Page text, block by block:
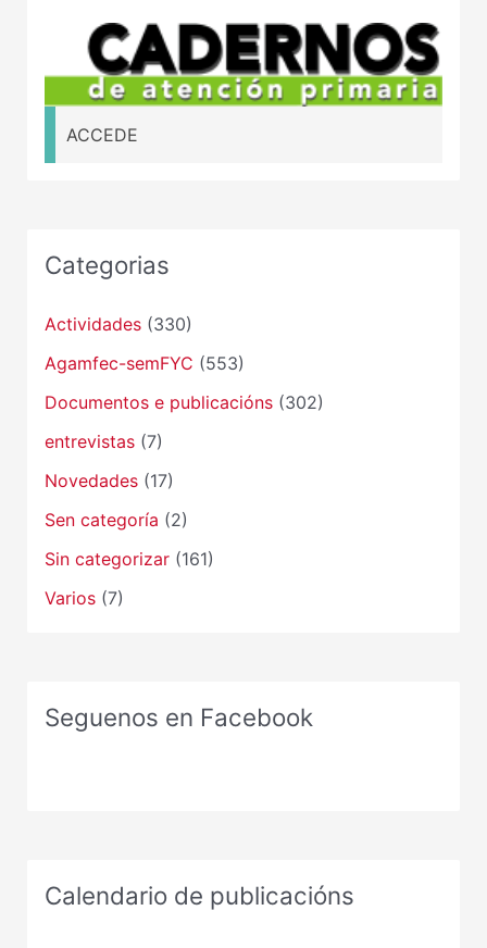
ACCEDE
Categorias
Actividades(330)
Agamfec-semFYC (553)
Documentos e publicacións(302)
entrevistas(7)
Novedades(17)
Sen categoría (2)
Sin categorizar(161)
Varios(7)
Seguenos en Facebook
Calendario de publicacións